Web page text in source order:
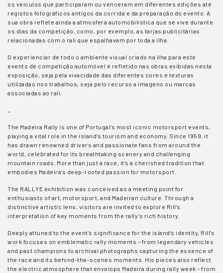
os veículos que participaram ou venceram em diferentes edições até
registos fotográficos antigos da corrida e da preparação do evento. A
sua obra reflete ainda a atmosfera automobilística que se vive durante
os dias da competição, como, por exemplo, as tarjas publicitárias
relacionadas com o rali que espalhavam por toda a ilha.
O experienciar de todo o ambiente visual criado na ilha para este
evento de competição automóvel é refletido nas obras exibidas nesta
exposição, seja pela vivacidade das diferentes cores e texturas
utilizadas nos trabalhos, seja pelo recurso a imagens ou marcas
associadas ao rali.
The Madeira Rally is one of Portugal’s most iconic motorsport events,
playing a vital role in the island’s tourism and economy. Since 1959, it
has drawn renowned drivers and passionate fans from around the
world, celebrated for its breathtaking scenery and challenging
mountain roads. More than just a race, it’s a cherished tradition that
embodies Madeira’s deep-rooted passion for motorsport.
The RALLYE exhibition was conceived as a meeting point for
enthusiasts of art, motorsport, and Madeiran culture. Through a
distinctive artistic lens, visitors are invited to explore Rill’s
interpretation of key moments from the rally’s rich history.
Deeply attuned to the event’s significance for the island’s identity, Rill’s
work focuses on emblematic rally moments – from legendary vehicles
and past champions to archival photographs capturing the essence of
the race and its behind-the-scenes moments. His pieces also reflect
the electric atmosphere that envelops Madeira during rally week – from